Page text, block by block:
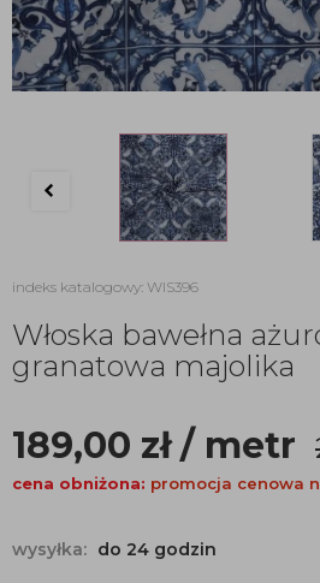
indeks katalogowy: WIS396
Włoska bawełna
granatowa majolika
189,00 zł/ metr
cena obniżona: promocja cenowa
wysyłka: do 24 godzin